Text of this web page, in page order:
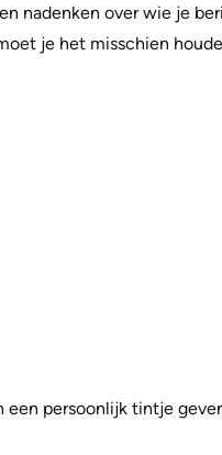
nadenken over wie je
je het misschien
een persoonlijk tintje